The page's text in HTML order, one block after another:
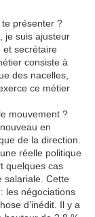
présenter ?
je suis ajusteur
et secrétaire
consiste à
des nacelles,
ce métier
mouvement ?
en
de la direction.
réelle politique
quelques cas
salariale. Cette
les négociations
d’inédit. Il y a